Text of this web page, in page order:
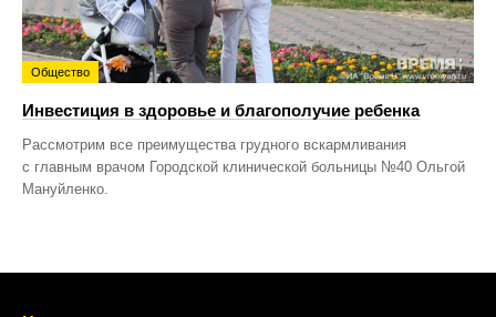
Общество
Инвестиция в здоровье и благополучие ребенка
Рассмотрим все преимущества грудного вскармливания
с главным врачом Городской клинической больницы №40 Ольгой
Мануйленко.